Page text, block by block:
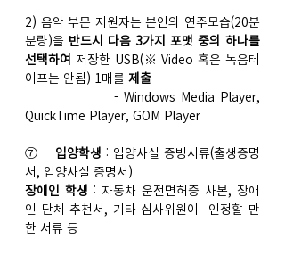
2) 음악 부문 지원자는 본인의 연주모습(20분
분량)을 반드시 다음 3가지 포맷 중의 하나를
선택하여 저장한 USB(※ Video 혹은 녹음테
이프는 안됨) 1매를 제출
- Windows Media Player,
QuickTime Player, GOM Player
⑦ 입양학생 : 입양사실 증빙서류(출생증명
서, 입양사실 증명서)
장애인 학생 : 자동차 운전면허증 사본, 장애
인 단체 추천서, 기타 심사위원이  인정할 만
한 서류 등